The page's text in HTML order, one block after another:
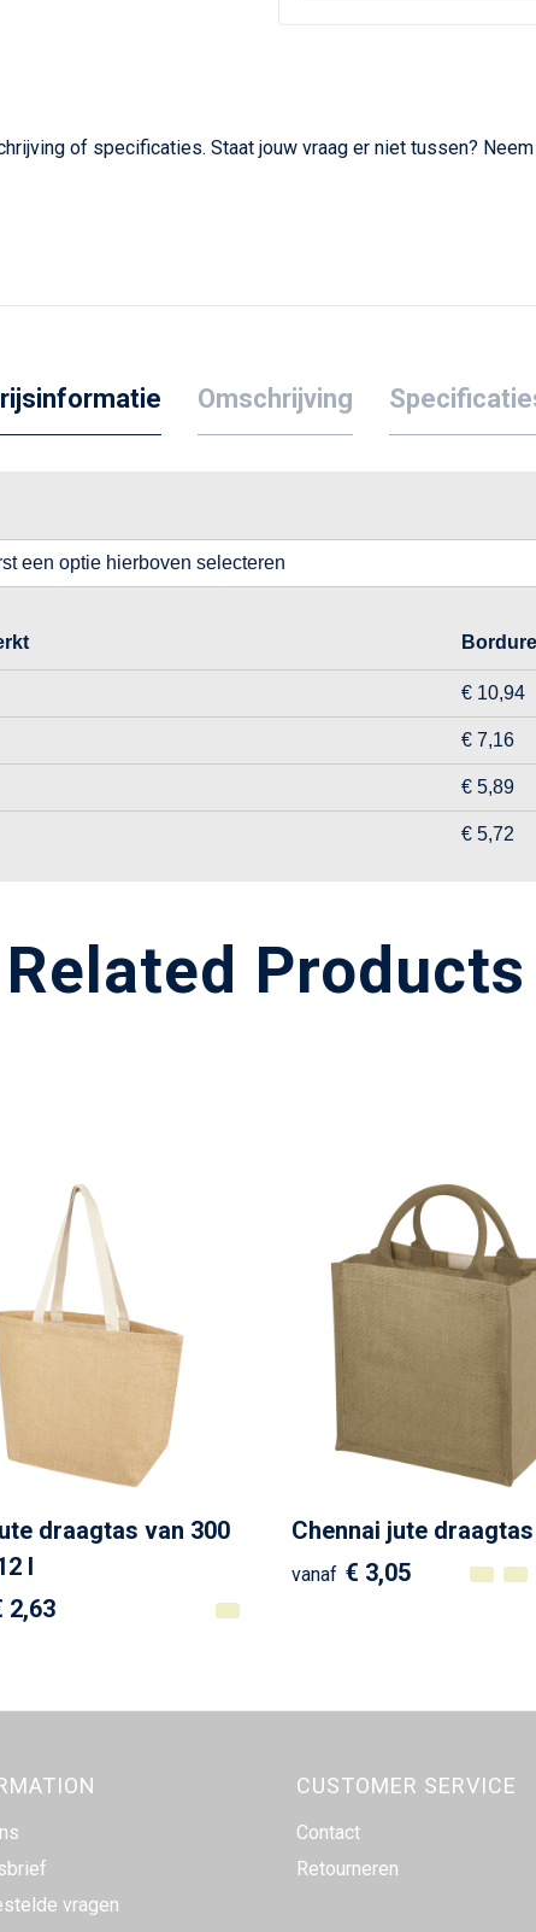
of specificaties. Staat jouw vraag er niet tussen?
Omschrijving
een optie hierboven selecteren
€ 10,94
€ 7,16
€ 5,89
€ 5,72
Related Products
draagtas van 300
l
2,63
Chennai jute
vanaf € 3,05
vragen
CUSTOMER SERVICE
Contact
Retourneren